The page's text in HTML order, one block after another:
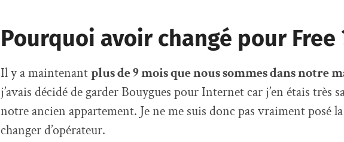
Pourquoi avoir changé pour Free
Il y a maintenantplus de 9 mois que nous sommes dans notre
j’avais décidé de garder Bouygues pour Internet car j’en étais très
notre ancien appartement. Je ne me suis donc pas vraiment posé
changer d’opérateur.